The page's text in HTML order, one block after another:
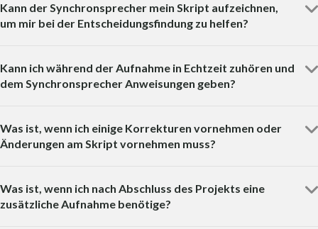
Kann der Synchronsprecher mein Skript aufzeichnen,
um mir bei der Entscheidungsfindung zu helfen?
Kann ich während der Aufnahme in Echtzeit zuhören und
dem Synchronsprecher Anweisungen geben?
Was ist, wenn ich einige Korrekturen vornehmen oder
Änderungen am Skript vornehmen muss?
Was ist, wenn ich nach Abschluss des Projekts eine
zusätzliche Aufnahme benötige?